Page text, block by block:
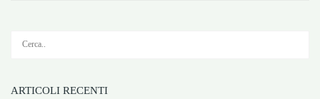
ARTICOLI RECENTI